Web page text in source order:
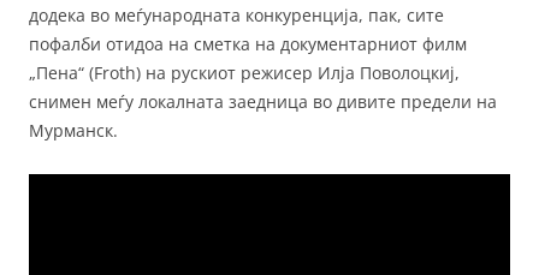
додека во меѓународната конкуренција, пак, сите
пофалби отидоа на сметка на документарниот филм
„Пена“ (Froth) на рускиот режисер Илја Поволоцкиј,
снимен меѓу локалната заедница во дивите предели на
Мурманск.